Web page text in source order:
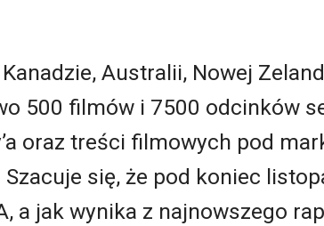
Australii, Nowej
500 filmów i 7500 odcinków
oraz treści filmowych pod
się, że pod koniec
a jak wynika z najnowszego